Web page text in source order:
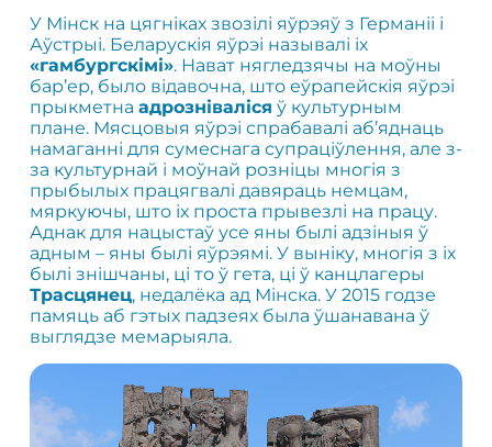
У Мінск на цягніках звозілі яўрэяў з Германіі і
Аўстрыі. Беларускія яўрэі называлі іх
«гамбургскімі». Нават нягледзячы на ​​моўны
бар’ер, было відавочна, што еўрапейскія яўрэі
прыкметна адрозніваліся ў культурным
плане. Мясцовыя яўрэі спрабавалі аб’яднаць
намаганні для сумеснага супраціўлення, але з-
за культурнай і моўнай розніцы многія з
прыбылых працягвалі давяраць немцам,
мяркуючы, што іх проста прывезлі на працу.
Аднак для нацыстаў усе яны былі адзіныя ў
адным – яны былі яўрэямі. У выніку, многія з іх
былі знішчаны, ці то ў гета, ці ў канцлагеры
Трасцянец, недалёка ад Мінска. У 2015 годзе
памяць аб гэтых падзеях была ўшанавана ў
выглядзе мемарыяла.